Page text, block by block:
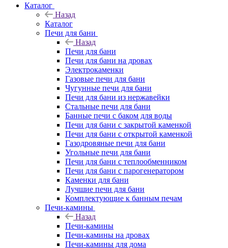
Каталог
Назад
Каталог
Печи для бани
Назад
Печи для бани
Печи для бани на дровах
Электрокаменки
Газовые печи для бани
Чугунные печи для бани
Печи для бани из нержавейки
Стальные печи для бани
Банные печи с баком для воды
Печи для бани с закрытой каменкой
Печи для бани с открытой каменкой
Газодровяные печи для бани
Угольные печи для бани
Печи для бани с теплообменником
Печи для бани с парогенератором
Каменки для бани
Лучшие печи для бани
Комплектующие к банным печам
Печи-камины
Назад
Печи-камины
Печи-камины на дровах
Печи-камины для дома